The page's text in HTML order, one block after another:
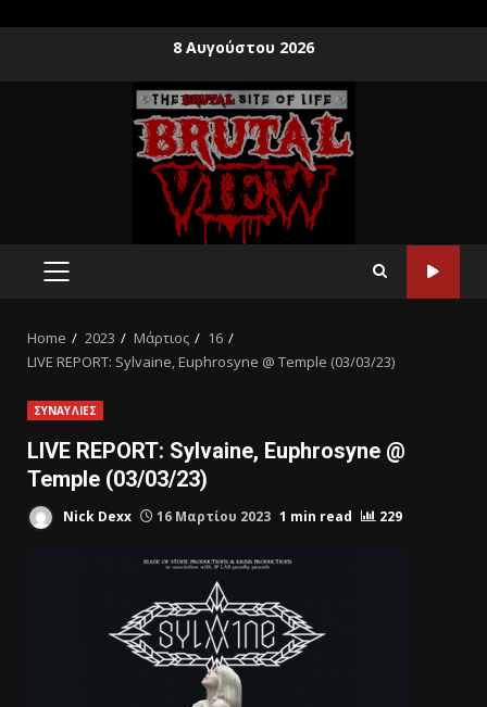
8 Αυγούστου 2026
Home 2023 Μάρτιος
16
LIVE REPORT: Sylvaine, Euphrosyne @ Temple (03/03/23)
ΣΥΝΑΥΛΙΕΣ
LIVE REPORT: Sylvaine, Euphrosyne @
Temple (03/03/23)
Nick Dexx 16 Μαρτίου 2023 1 min read 229